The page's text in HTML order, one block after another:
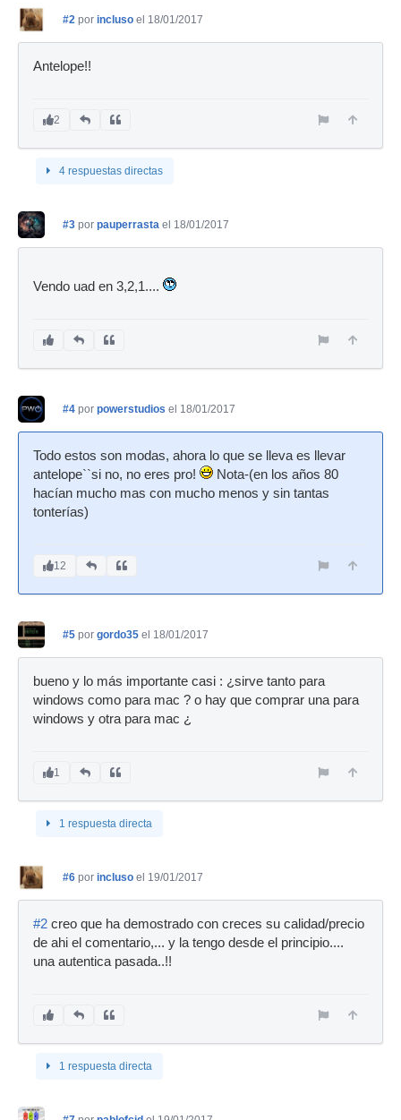
#2 por incluso el 18/01/2017
Antelope!!
2
4 respuestas directas
#3 por pauperrasta el 18/01/2017
Vendo uad en 3,2,1....
#4 por powerstudios el 18/01/2017
Todo estos son modas, ahora lo que se lleva es llevar
antelope``si no, no eres pro!
Nota-(en los años 80
hacían mucho mas con mucho menos y sin tantas
tonterías)
12
#5 por gordo35 el 18/01/2017
bueno y lo más importante casi : ¿sirve tanto para
windows como para mac ? o hay que comprar una para
windows y otra para mac ¿
1
1 respuesta directa
#6 por incluso el 19/01/2017
#2 creo que ha demostrado con creces su calidad/precio
de ahi el comentario,... y la tengo desde el principio....
una autentica pasada..!!
1 respuesta directa